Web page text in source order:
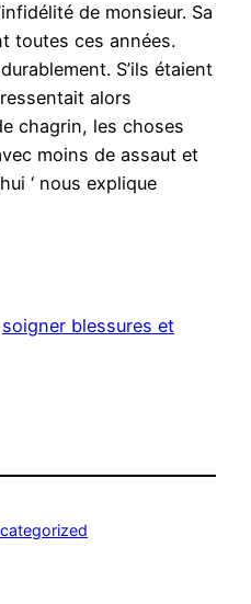
de monsieur. Sa
toutes ces années.
S’ils étaient
alors
chagrin, les choses
moins de assaut et
‘ nous explique
soigner blessures et